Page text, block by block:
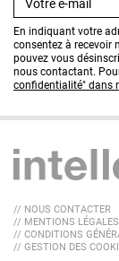
En indiquant votre
consentez à recevoir
pouvez vous
nous contactant.
confidentialité" dans
// NOUS CONTACTER
// MENTIONS LÉGALES
// CONDITIONS
// GESTION DES